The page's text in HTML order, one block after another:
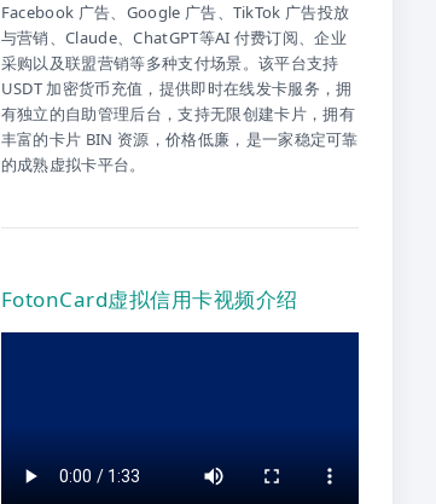
Facebook 广告、Google 广告、TikTok 广告投放
与营销、Claude、ChatGPT等AI 付费订阅、企业
采购以及联盟营销等多种支付场景。该平台支持
USDT 加密货币充值，提供即时在线发卡服务，拥
有独立的自助管理后台，支持无限创建卡片，拥有
丰富的卡片 BIN 资源，价格低廉，是一家稳定可靠
的成熟虚拟卡平台。
FotonCard虚拟信用卡视频介绍